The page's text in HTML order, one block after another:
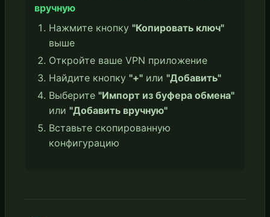
вручную
Нажмите кнопку "Копировать ключ"
выше
Откройте ваше VPN приложение
Найдите кнопку "+" или "Добавить"
Выберите "Импорт из буфера обмена"
или "Добавить вручную"
Вставьте скопированную
конфигурацию